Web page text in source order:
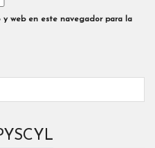
y web en este navegador para la